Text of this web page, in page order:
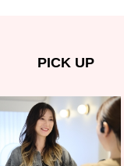
PICK UP